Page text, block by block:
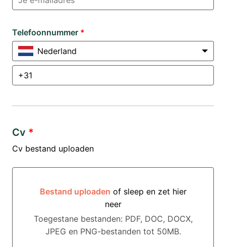
Telefoonnummer *
Nederland
Cv *
Cv bestand uploaden
Bestand uploaden of sleep en zet hier
neer
Bestand uploaden of sleep en zet hier neer
Toegestane bestanden: PDF, DOC, DOCX,
JPEG en PNG-bestanden tot 50MB.